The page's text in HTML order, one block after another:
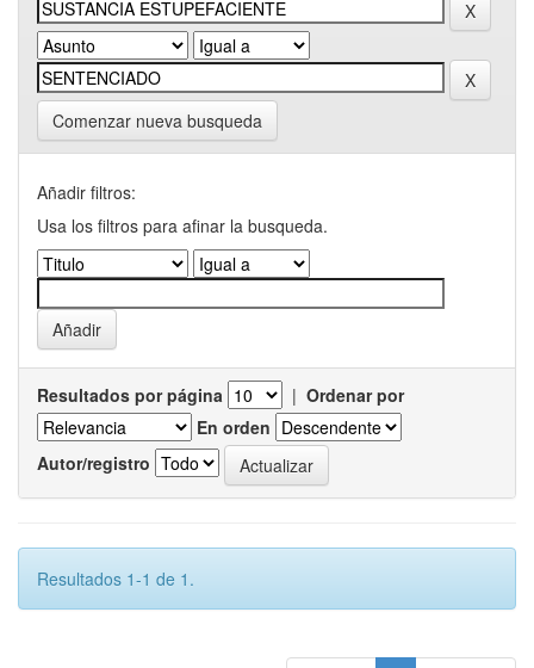
Comenzar nueva busqueda
Añadir filtros:
Usa los filtros para afinar la busqueda.
Resultados por página | Ordenar por
En orden
Autor/registro
Resultados 1-1 de 1.